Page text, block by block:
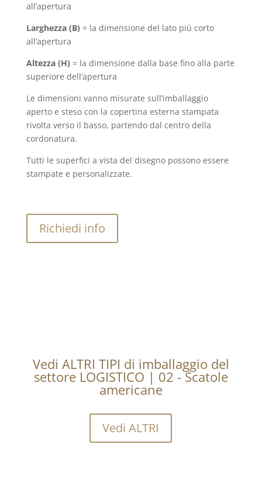
all’apertura
Larghezza (B) = la dimensione del lato più corto
all’apertura
Altezza (H) = la dimensione dalla base fino alla parte
superiore dell’apertura
Le dimensioni vanno misurate sull’imballaggio
aperto e steso con la copertina esterna stampata
rivolta verso il basso, partendo dal centro della
cordonatura.
Tutti le superfici a vista del disegno possono essere
stampate e personalizzate.
Richiedi info
Vedi ALTRI TIPI di imballaggio del
settore LOGISTICO | 02 - Scatole
americane
Vedi ALTRI